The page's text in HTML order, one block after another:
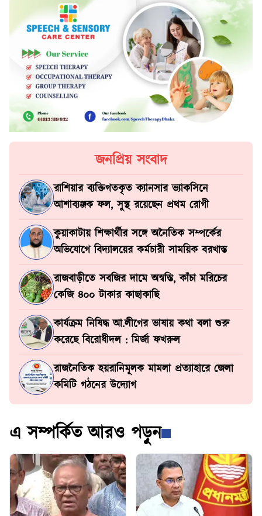
জনপ্রিয় সংবাদ
রাশিয়ার ব্যক্তিগতকৃত ক্যানসার ভ্যাকসিনে
আশাব্যঞ্জক ফল, সুস্থ রয়েছেন প্রথম রোগী
কুয়াকাটায় শিক্ষার্থীর সঙ্গে অনৈতিক সম্পর্কের
অভিযোগে বিদ্যালয়ের কর্মচারী সাময়িক বরখাস্ত
রাজবাড়ীতে সবজির দামে অস্বস্তি, কাঁচা মরিচের
কেজি ৪০০ টাকার কাছাকাছি
কার্যক্রম নিষিদ্ধ আ.লীগের ভাষায় কথা বলা শুরু
করেছে বিরোধীদল : মির্জা ফখরুল
রাজনৈতিক হয়রানিমূলক মামলা প্রত্যাহারে জেলা
কমিটি গঠনের উদ্যোগ
এ সম্পর্কিত আরও পড়ুন